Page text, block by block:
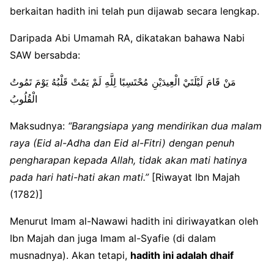
berkaitan hadith ini telah pun dijawab secara lengkap.
Daripada Abi Umamah RA, dikatakan bahawa Nabi
SAW bersabda:
مَنْ قَامَ لَيْلَتَيْ الْعِيدَيْنِ مُحْتَسِبًا لِلَّهِ لَمْ يَمُتْ قَلْبُهُ يَوْمَ تَمُوتُ
الْقُلُوبُ
Maksudnya: “Barangsiapa yang mendirikan dua malam
raya (Eid al-Adha dan Eid al-Fitri) dengan penuh
pengharapan kepada Allah, tidak akan mati hatinya
pada hari hati-hati akan mati.”[Riwayat Ibn Majah
(1782)]
Menurut Imam al-Nawawi hadith ini diriwayatkan oleh
Ibn Majah dan juga Imam al-Syafie (di dalam
musnadnya). Akan tetapi, hadith ini adalah dhaif